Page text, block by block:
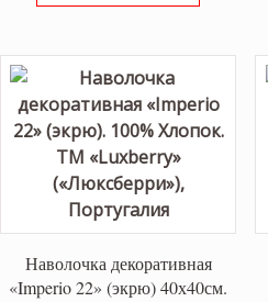
Наволочка декоративная
«Imperio 22» (экрю) 40х40см.